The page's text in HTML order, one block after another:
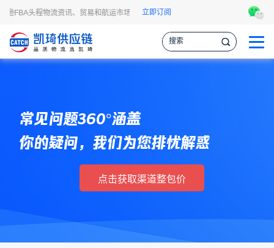
逊FBA头程物流资讯、贸易和航运市场的趋势和最新事件，让您掌握各种情报，作
立即订阅
常见问题360°涵盖
你的疑问，我们为您排忧解惑
点击获取渠道整包价